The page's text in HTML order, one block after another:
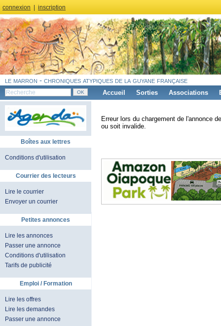
connexion inscription
le marron - chroniques atypiques de la guyane française
Accueil Sorties Associations
Boîtes aux lettres
Conditions d'utilisation
Courrier des lecteurs
Lire le courrier
Envoyer un courrier
Petites annonces
Lire les annonces
Passer une annonce
Conditions d'utilisation
Tarifs de publicité
Emploi / Formation
Lire les offres
Lire les demandes
Passer une annonce
Erreur lors du chargement de l'annonce
ou soit invalide.